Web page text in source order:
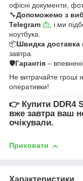
офісні документи,
🔧Допоможемо з
Telegram 📩 , і ми
ноутбука.
📦Швидка доставка
завтра.
🛡Гарантія –
Не витрачайте гроші
оперативки!
👉 Купити DDR4
вже завтра ваш
очікували.
Приховати
Характеристики